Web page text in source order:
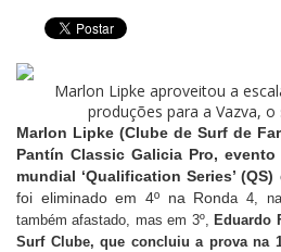
Marlon Lipke aproveitou a
produções para a Vazva,
Marlon Lipke (Clube de Surf de
Pantín Classic Galicia Pro,
mundial ‘Qualification Series’ (QS)
foi eliminado em 4º na Ronda 4,
também afastado, mas em 3º, Eduardo
Surf Clube, que concluiu a prova na